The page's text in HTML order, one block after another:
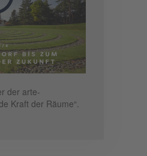
der arte-
Kraft der Räume“.